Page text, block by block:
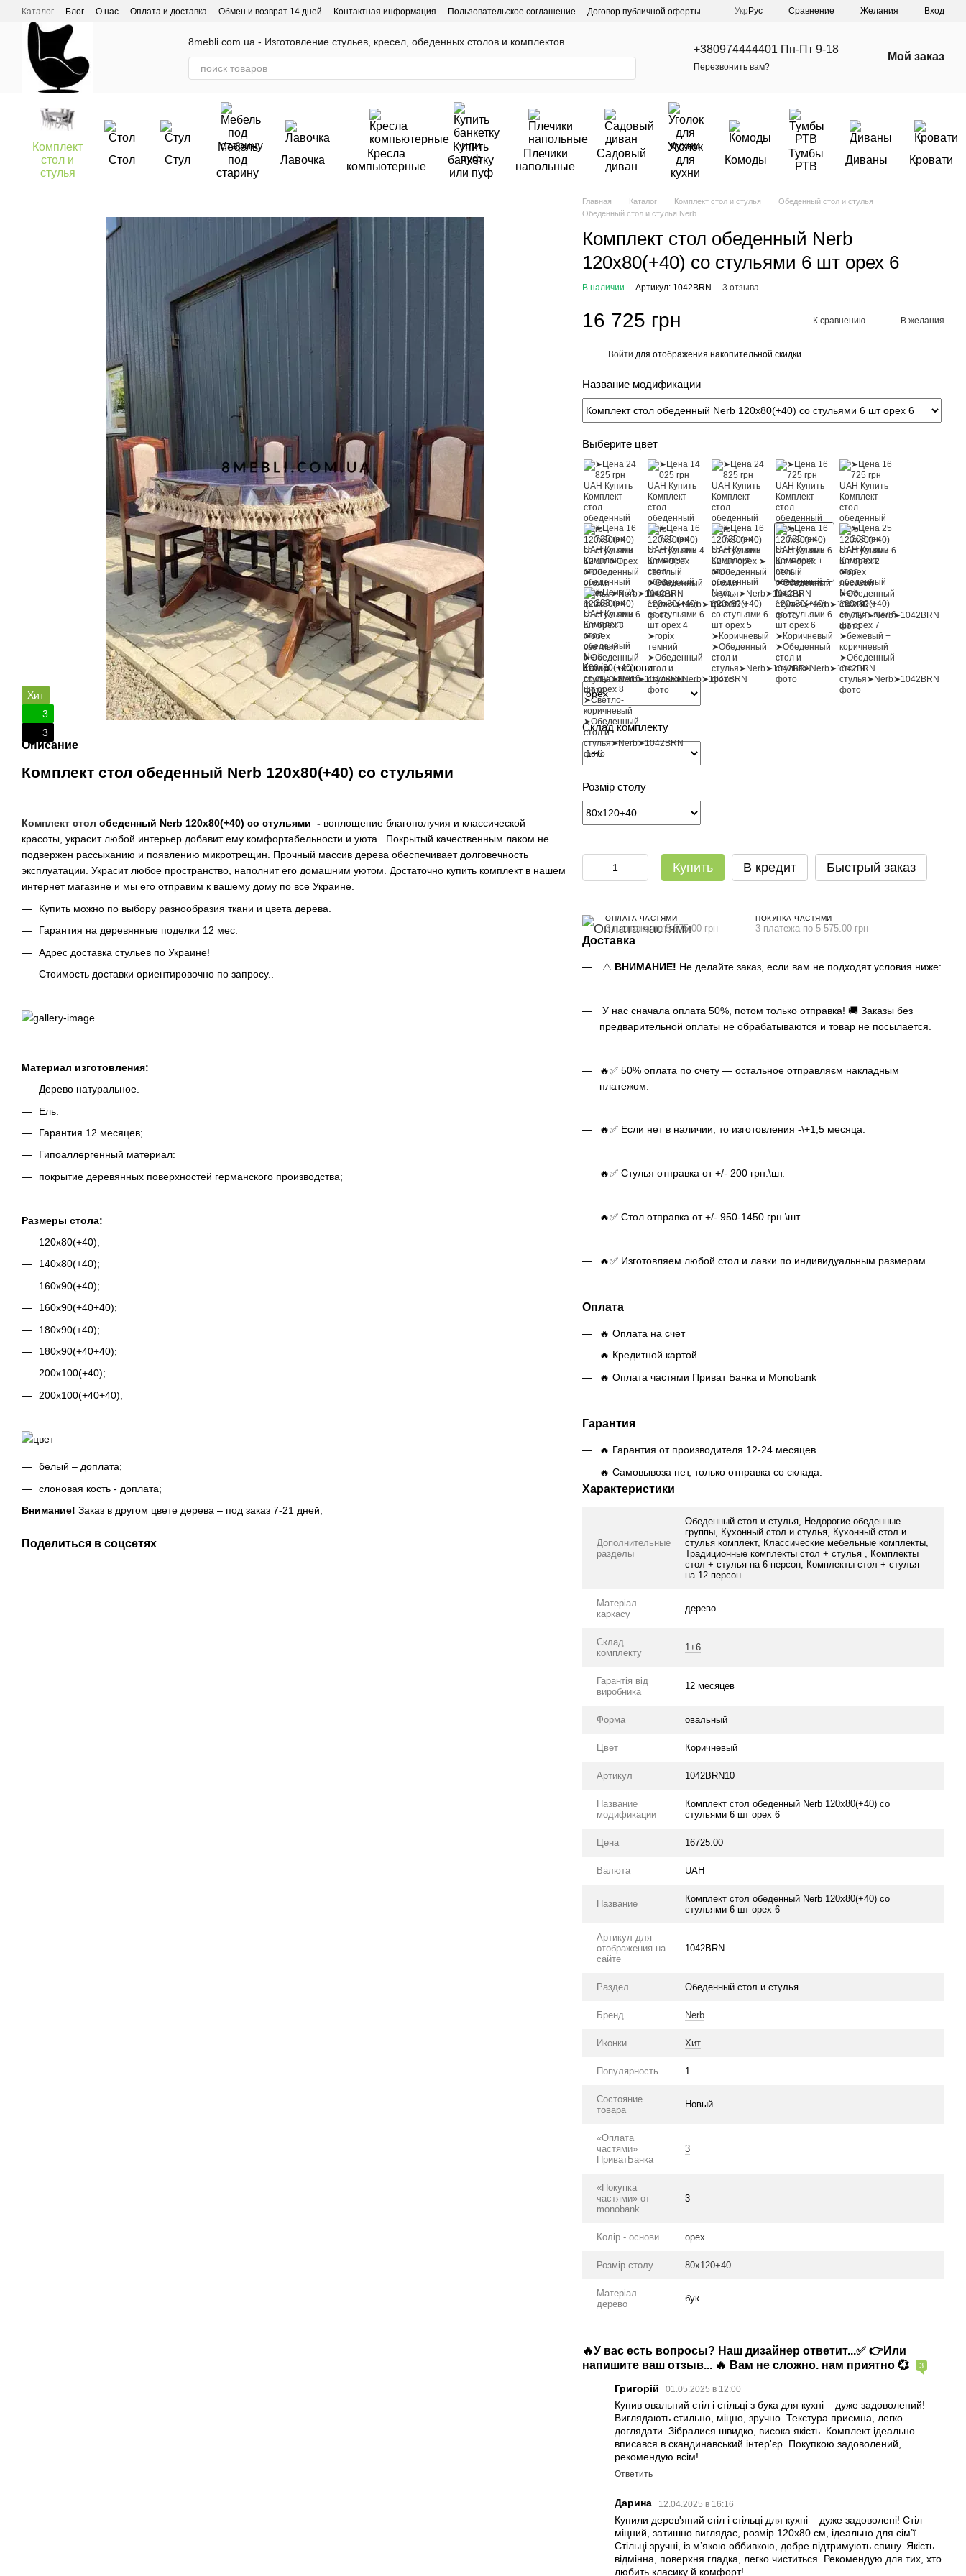
Перейти к основному контенту
Каталог Блог О нас Оплата и доставка Обмен и возврат 14 дней Контактная информация Пользовательское соглашение
Договор публичной оферты
Отзывы о магазине
Укр Рус Сравнение Желания Вход
8mebli.com.ua - Изготовление стульев, кресел, обеденных столов и комплектов
+380974444401 Пн-Пт 9-18
Перезвонить вам?
Мой заказ
Комплект
стол и
стулья
Стол Стул
Мебель
под
старину
Лавочка
Кресла
компьютерные
Купить
банкетку
или пуф
Плечики
напольные
Садовый
диван
Уголок
для
кухни
Комоды
Тумбы
РТВ
Диваны Кровати
Хит
3
3
Описание
Комплект стол обеденный Nerb 120х80(+40) со стульями
Комплект стол обеденный Nerb 120х80(+40) со стульями - воплощение благополучия и классической
красоты, украсит любой интерьер добавит ему комфортабельности и уюта. Покрытый качественным лаком не
подвержен рассыханию и появлению микротрещин. Прочный массив дерева обеспечивает долговечность
эксплуатации. Украсит любое пространство, наполнит его домашним уютом. Достаточно купить комплект в нашем
интернет магазине и мы его отправим к вашему дому по все Украине.
Купить можно по выбору разнообразия ткани и цвета дерева.
Гарантия на деревянные поделки 12 мес.
Адрес доставка стульев по Украине!
Стоимость доставки ориентировочно по запросу..
Материал изготовления:
Дерево натуральное.
Ель.
Гарантия 12 месяцев;
Гипоаллергенный материал:
покрытие деревянных поверхностей германского производства;
Размеры стола:
120х80(+40);
140х80(+40);
160х90(+40);
160х90(+40+40);
180х90(+40);
180х90(+40+40);
200х100(+40);
200х100(+40+40);
белый – доплата;
слоновая кость - доплата;
Внимание! Заказ в другом цвете дерева – под заказ 7-21 дней;
Поделиться в соцсетях
Главная Каталог Комплект стол и стулья
Обеденный стол и стулья
Обеденный стол и стулья Nerb
Комплект стол обеденный Nerb
120х80(+40) со стульями 6 шт орех 6
В наличии Артикул: 1042BRN 3 отзыва
16 725 грн К сравнению В желания
Войти для отображения накопительной скидки
Название модификации
Выберите цвет
Колір - основи
Склад комплекту
Розмір столу
Купить В кредит Быстрый заказ
ОПЛАТА ЧАСТЯМИ
3 платежа по 5 575.00 грн
ПОКУПКА ЧАСТЯМИ
3 платежа по 5 575.00 грн
Доставка
⚠️ ВНИМАНИЕ! Не делайте заказ, если вам не подходят условия ниже:
У нас сначала оплата 50%, потом только отправка! 🚚 Заказы без
предварительной оплаты не обрабатываются и товар не посылается.
🔥✅ 50% оплата по счету — остальное отправляєм накладным
платежом.
🔥✅ Если нет в наличии, то изготовления -\+1,5 месяца.
🔥✅ Стулья отправка от +/- 200 грн.\шт.
🔥✅ Стол отправка от +/- 950-1450 грн.\шт.
🔥✅ Изготовляем любой стол и лавки по индивидуальным размерам.
Оплата
🔥 Оплата на счет
🔥 Кредитной картой
🔥 Оплата частями Приват Банка и Monobank
Гарантия
🔥 Гарантия от производителя 12-24 месяцев
🔥 Самовывоза нет, только отправка со склада.
Характеристики
Дополнительные
разделы
Обеденный стол и стулья, Недорогие обеденные
группы, Кухонный стол и стулья, Кухонный стол и
стулья комплект, Классические мебельные комплекты,
Традиционные комплекты стол + стулья , Комплекты
стол + стулья на 6 персон, Комплекты стол + стулья
на 12 персон
Матеріал
каркасу
дерево
Склад
комплекту
1+6
Гарантія від
виробника
12 месяцев
Форма овальный
Цвет Коричневый
Артикул 1042BRN10
Название
модификации
Комплект стол обеденный Nerb 120х80(+40) со
стульями 6 шт орех 6
Цена 16725.00
Валюта UAH
Название
Комплект стол обеденный Nerb 120х80(+40) со
стульями 6 шт орех 6
Артикул для
отображения на
сайте
1042BRN
Раздел Обеденный стол и стулья
Бренд Nerb
Иконки Хит
Популярность 1
Состояние
товара
Новый
«Оплата
частями»
ПриватБанка
3
«Покупка
частями» от
monobank
3
Колір - основи орех
Розмір столу 80х120+40
Матеріал
дерево
бук
🔥У вас есть вопросы? Наш дизайнер ответит...✅ 👉Или
напишите ваш отзыв... 🔥 Вам не сложно. нам приятно 💞
3
Григорій 01.05.2025 в 12:00
Купив овальний стіл і стільці з бука для кухні – дуже задоволений!
Виглядають стильно, міцно, зручно. Текстура приємна, легко
доглядати. Зібралися швидко, висока якість. Комплект ідеально
вписався в скандинавський інтер'єр. Покупкою задоволений,
рекомендую всім!
Ответить
Дарина 12.04.2025 в 16:16
Купили дерев'яний стіл і стільці для кухні – дуже задоволені! Стіл
міцний, затишно виглядає, розмір 120х80 см, ідеально для сім’ї.
Стільці зручні, із м’якою оббивкою, добре підтримують спину. Якість
відмінна, поверхня гладка, легко чиститься. Рекомендую для тих, хто
любить класику й комфорт!